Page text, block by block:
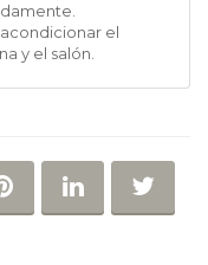
el
y el salón.
EN
COMPARTIR EN